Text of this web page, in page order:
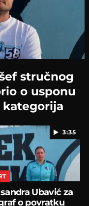
stručnog
o usponu
3:35
Ubavić za
o povratku